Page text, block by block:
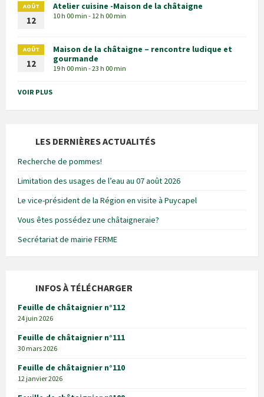
AOÛT
12
Atelier cuisine -Maison de la châtaigne
10 h 00 min - 12 h 00 min
AOÛT
12
Maison de la châtaigne – rencontre ludique et
gourmande
19 h 00 min - 23 h 00 min
VOIR PLUS
LES DERNIÈRES ACTUALITÉS
Recherche de pommes!
Limitation des usages de l’eau au 07 août 2026
Le vice-président de la Région en visite à Puycapel
Vous êtes possédez une châtaigneraie?
Secrétariat de mairie FERME
INFOS À TÉLÉCHARGER
Feuille de châtaignier n°112
24 juin 2026
Feuille de châtaignier n°111
30 mars 2026
Feuille de châtaignier n°110
12 janvier 2026